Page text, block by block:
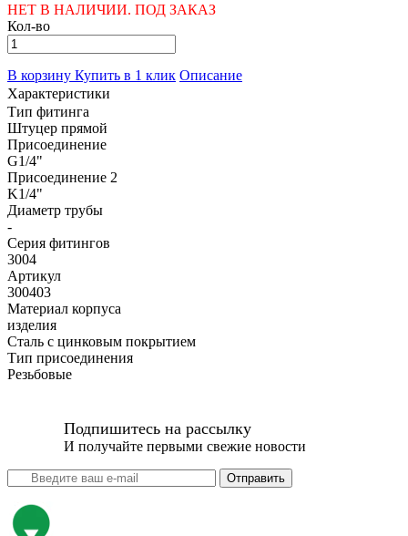
НЕТ В НАЛИЧИИ. ПОД ЗАКАЗ
Кол-во
В корзину Купить в 1 клик Описание
Характеристики
Тип фитинга
Штуцер прямой
Присоединение
G1/4"
Присоединение 2
K1/4"
Диаметр трубы
-
Серия фитингов
3004
Артикул
300403
Материал корпуса
изделия
Сталь с цинковым покрытием
Тип присоединения
Резьбовые
Подпишитесь на рассылку
И получайте первыми свежие новости
Отправить